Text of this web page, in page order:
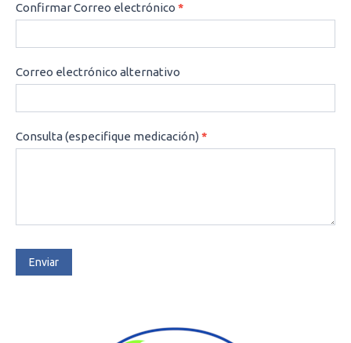
Confirmar Correo electrónico *
Correo electrónico alternativo
Consulta (especifique medicación)*
Enviar